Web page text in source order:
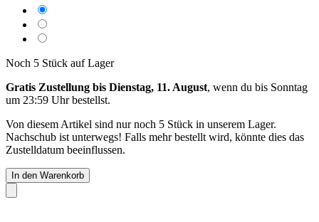
Noch 5 Stück auf Lager
Gratis Zustellung bis Dienstag, 11. August, wenn du bis Sonntag
um 23:59 Uhrbestellst.
Von diesem Artikel sind nur noch 5 Stück in unserem Lager.
Nachschub ist unterwegs! Falls mehr bestellt wird, könnte dies das
Zustelldatum beeinflussen.
In den Warenkorb